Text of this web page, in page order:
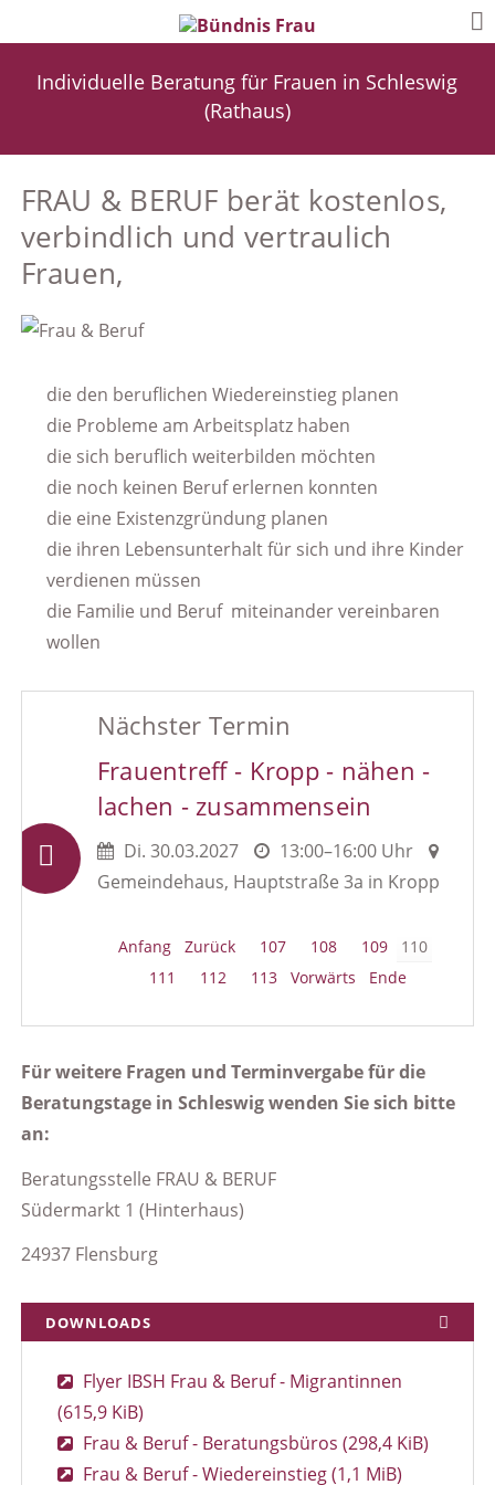
Individuelle Beratung für Frauen in Schleswig
(Rathaus)
FRAU & BERUF berät kostenlos,
verbindlich und vertraulich
Frauen,
die den beruflichen Wiedereinstieg planen
die Probleme am Arbeitsplatz haben
die sich beruflich weiterbilden möchten
die noch keinen Beruf erlernen konnten
die eine Existenzgründung planen
die ihren Lebensunterhalt für sich und ihre Kinder
verdienen müssen
die Familie und Beruf miteinander vereinbaren
wollen
Nächster Termin
Frauentreff - Kropp - nähen -
lachen - zusammensein
Di. 30.03.2027
13:00–16:00 Uhr
Gemeindehaus, Hauptstraße 3a in Kropp
Anfang Zurück 107 108 109
110
111
112 113 Vorwärts Ende
Für weitere Fragen und Terminvergabe für die
Beratungstage in Schleswig wenden Sie sich bitte
an:
Beratungsstelle FRAU & BERUF
Südermarkt 1 (Hinterhaus)
24937 Flensburg
DOWNLOADS
Flyer IBSH Frau & Beruf - Migrantinnen
(615,9 KiB)
Frau & Beruf - Beratungsbüros (298,4 KiB)
Frau & Beruf - Wiedereinstieg(1,1 MiB)